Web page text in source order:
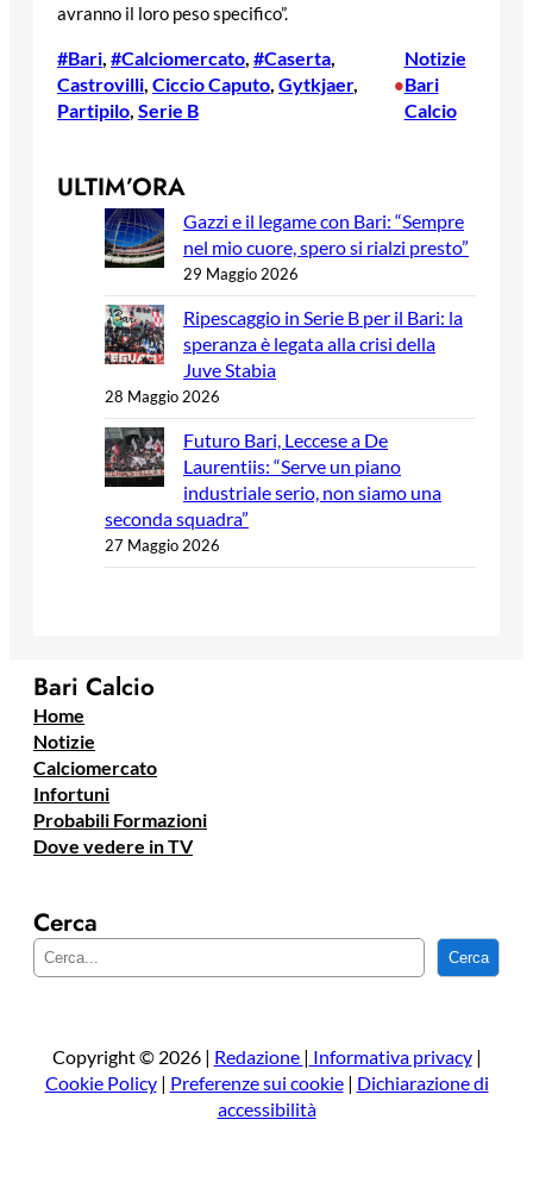
avranno il loro peso specifico”.
#Bari #Calciomercato #Caserta
Castrovilli Ciccio Caputo Gytkjaer
Partipilo Serie B
•
Notizie
Bari
Calcio
ULTIM’ORA
Gazzi e il legame con Bari: “Sempre
nel mio cuore, spero si rialzi presto”
29 Maggio 2026
Ripescaggio in Serie B per il Bari: la
speranza è legata alla crisi della
Juve Stabia
28 Maggio 2026
Futuro Bari, Leccese a De
Laurentiis: “Serve un piano
industriale serio, non siamo una
seconda squadra”
27 Maggio 2026
Bari Calcio
Home
Notizie
Calciomercato
Infortuni
Probabili Formazioni
Dove vedere in TV
Cerca
e
a
Cerca
Copyright © 2026 | Redazione | Informativa privacy|
Cookie Policy| Preferenze sui cookie| Dichiarazione di
accessibilità